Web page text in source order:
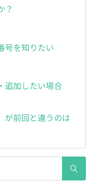
？
号を知りたい
追加したい場合
が前回と違うのは